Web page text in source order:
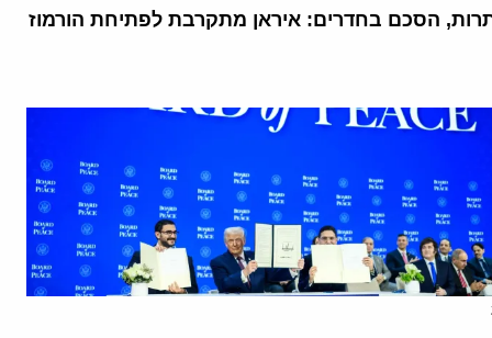
הסכם בחדרים: איראן מתקרבת לפתיחת הורמוז